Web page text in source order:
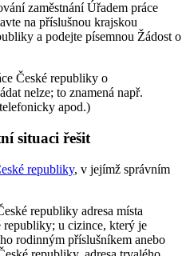
zaměstnání Úřadem práce
na příslušnou krajskou
a podejte písemnou Žádost o
České republiky o
nelze; to znamená např.
apod.)
situaci řešit
republiky, v jejímž správním
republiky adresa místa
republiky; u cizince, který je
rodinným příslušníkem anebo